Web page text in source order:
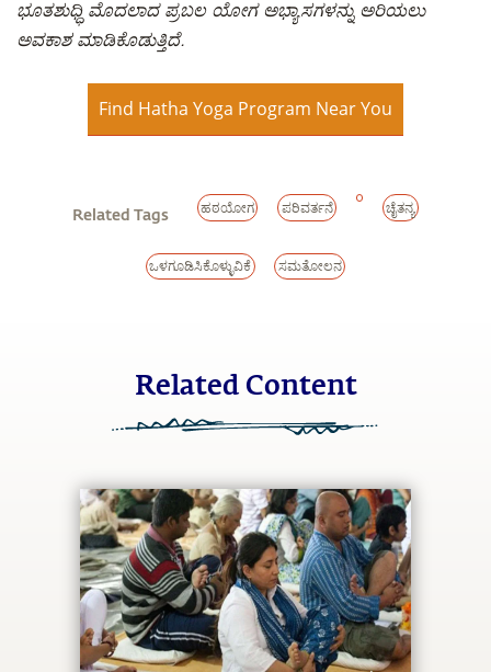
ಭೂತಶುಧ್ಧಿ ಮೊದಲಾದ ಪ್ರಬಲ ಯೋಗ ಅಭ್ಯಾಸಗಳನ್ನು ಅರಿಯಲು
ಅವಕಾಶ ಮಾಡಿಕೊಡುತ್ತಿದೆ.
Find Hatha Yoga Program Near You
Related Tags ಹಠಯೋಗ ಪರಿವರ್ತನೆ ಚೈತನ್ಯ
ಒಳಗೂಡಿಸಿಕೊಳ್ಳುವಿಕೆ ಸಮತೋಲನ
Related Content